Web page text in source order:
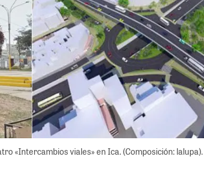
«Intercambios viales» en Ica. (Composición: lalupa).